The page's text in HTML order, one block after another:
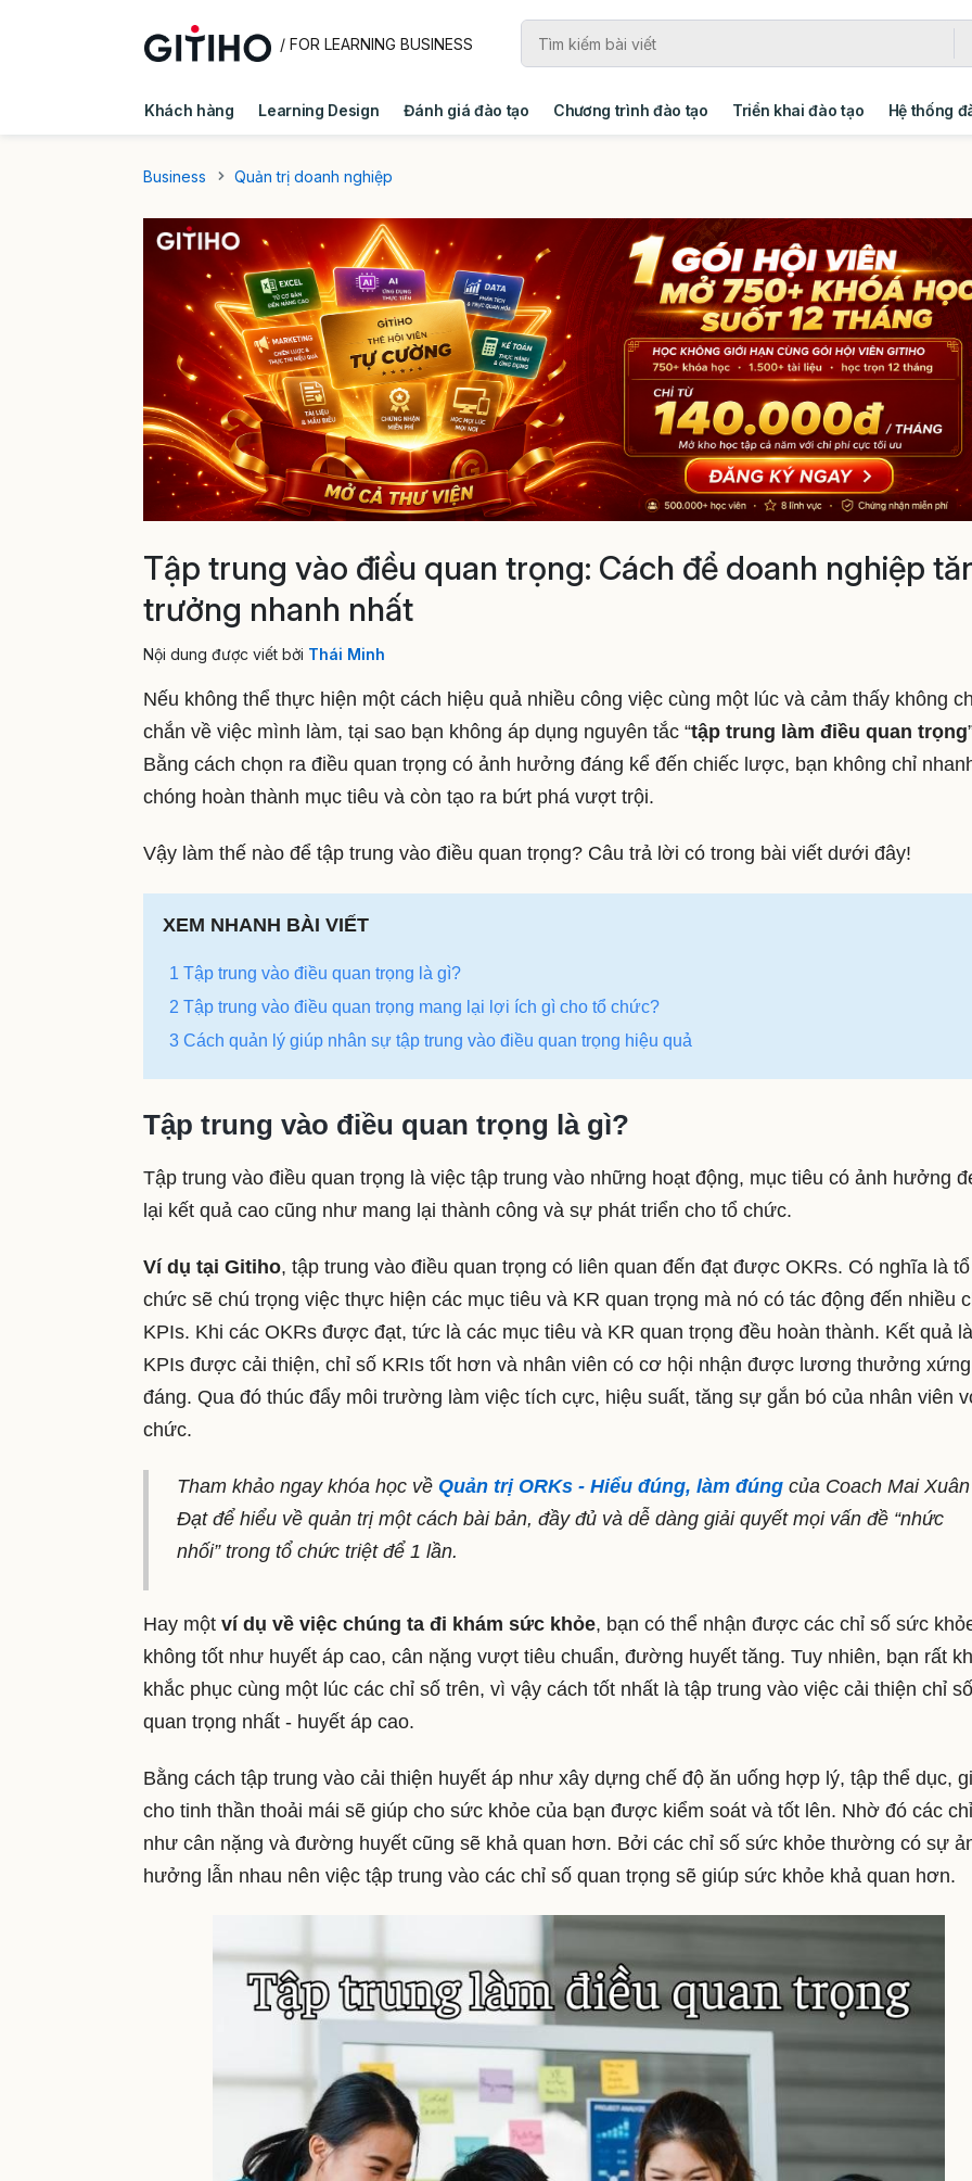
/ FOR LEARNING BUSINESS
Khách hàng Learning Design Đánh giá đào tạo Chương trình đào tạo Triển khai đào tạo Hệ thống
Business
Quản trị doanh nghiệp
Tập trung vào điều quan trọng: Cách để doanh nghiệp
trưởng nhanh nhất
Nội dung được viết bởi Thái Minh
Nếu không thể thực hiện một cách hiệu quả nhiều công việc cùng một lúc và cảm thấy không
chắn về việc mình làm, tại sao bạn không áp dụng nguyên tắc “tập trung làm điều quan trọng
Bằng cách chọn ra điều quan trọng có ảnh hưởng đáng kể đến chiếc lược, bạn không chỉ
chóng hoàn thành mục tiêu và còn tạo ra bứt phá vượt trội.
Vậy làm thế nào để tập trung vào điều quan trọng? Câu trả lời có trong bài viết dưới đây!
XEM NHANH BÀI VIẾT
1 Tập trung vào điều quan trọng là gì?
2 Tập trung vào điều quan trọng mang lại lợi ích gì cho tổ chức?
3 Cách quản lý giúp nhân sự tập trung vào điều quan trọng hiệu quả
Tập trung vào điều quan trọng là gì?
Tập trung vào điều quan trọng là việc tập trung vào những hoạt động, mục tiêu có ảnh hưởng
lại kết quả cao cũng như mang lại thành công và sự phát triển cho tổ chức.
Ví dụ tại Gitiho, tập trung vào điều quan trọng có liên quan đến đạt được OKRs. Có nghĩa là tổ
chức sẽ chú trọng việc thực hiện các mục tiêu và KR quan trọng mà nó có tác động đến nhiều
KPIs. Khi các OKRs được đạt, tức là các mục tiêu và KR quan trọng đều hoàn thành. Kết quả
KPIs được cải thiện, chỉ số KRIs tốt hơn và nhân viên có cơ hội nhận được lương thưởng xứng
đáng. Qua đó thúc đẩy môi trường làm việc tích cực, hiệu suất, tăng sự gắn bó của nhân viên
chức.
Tham khảo ngay khóa học về Quản trị ORKs - Hiểu đúng, làm đúngcủa Coach Mai Xuân
Đạt để hiểu về quản trị một cách bài bản, đầy đủ và dễ dàng giải quyết mọi vấn đề “nhức
nhối” trong tổ chức triệt để 1 lần.
Hay một ví dụ về việc chúng ta đi khám sức khỏe, bạn có thể nhận được các chỉ số sức
không tốt như huyết áp cao, cân nặng vượt tiêu chuẩn, đường huyết tăng. Tuy nhiên, bạn rất
khắc phục cùng một lúc các chỉ số trên, vì vậy cách tốt nhất là tập trung vào việc cải thiện chỉ số
quan trọng nhất - huyết áp cao.
Bằng cách tập trung vào cải thiện huyết áp như xây dựng chế độ ăn uống hợp lý, tập thể dục,
cho tinh thần thoải mái sẽ giúp cho sức khỏe của bạn được kiểm soát và tốt lên. Nhờ đó các
như cân nặng và đường huyết cũng sẽ khả quan hơn. Bởi các chỉ số sức khỏe thường có sự
hưởng lẫn nhau nên việc tập trung vào các chỉ số quan trọng sẽ giúp sức khỏe khả quan hơn.